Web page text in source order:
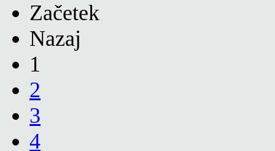
Začetek
Nazaj
1
2
3
4